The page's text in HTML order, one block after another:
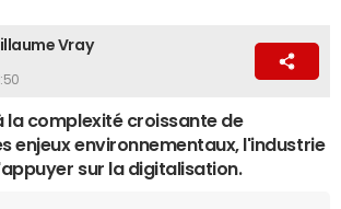
Vray
la complexité croissante de
enjeux environnementaux, l'industrie
sur la digitalisation.